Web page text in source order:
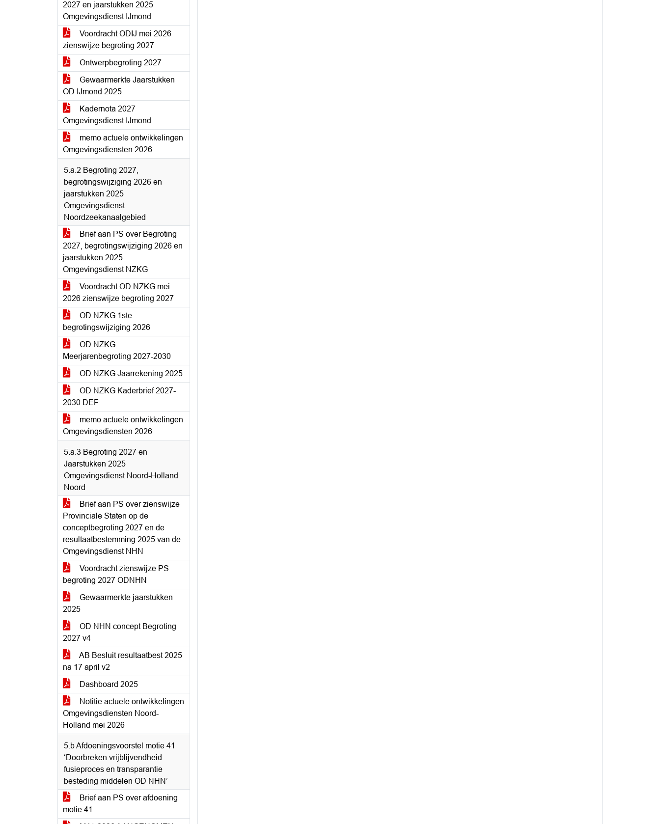
2027 en jaarstukken 2025
Omgevingsdienst IJmond
Voordracht ODIJ mei 2026
zienswijze begroting 2027
Ontwerpbegroting 2027
Gewaarmerkte Jaarstukken
OD IJmond 2025
Kadernota 2027
Omgevingsdienst IJmond
memo actuele ontwikkelingen
Omgevingsdiensten 2026
5.a.2 Begroting 2027,
begrotingswijziging 2026 en
jaarstukken 2025
Omgevingsdienst
Noordzeekanaalgebied
Brief aan PS over Begroting
2027, begrotingswijziging 2026 en
jaarstukken 2025
Omgevingsdienst NZKG
Voordracht OD NZKG mei
2026 zienswijze begroting 2027
OD NZKG 1ste
begrotingswijziging 2026
OD NZKG
Meerjarenbegroting 2027-2030
OD NZKG Jaarrekening 2025
OD NZKG Kaderbrief 2027-
2030 DEF
memo actuele ontwikkelingen
Omgevingsdiensten 2026
5.a.3 Begroting 2027 en
Jaarstukken 2025
Omgevingsdienst Noord-Holland
Noord
Brief aan PS over zienswijze
Provinciale Staten op de
conceptbegroting 2027 en de
resultaatbestemming 2025 van de
Omgevingsdienst NHN
Voordracht zienswijze PS
begroting 2027 ODNHN
Gewaarmerkte jaarstukken
2025
OD NHN concept Begroting
2027 v4
AB Besluit resultaatbest 2025
na 17 april v2
Dashboard 2025
Notitie actuele ontwikkelingen
Omgevingsdiensten Noord-
Holland mei 2026
5.b Afdoeningsvoorstel motie 41
‘Doorbreken vrijblijvendheid
fusieproces en transparantie
besteding middelen OD NHN’
Brief aan PS over afdoening
motie 41